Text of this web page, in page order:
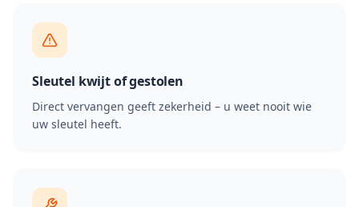
Sleutel kwijt of gestolen
Direct vervangen geeft zekerheid – u weet nooit wie
uw sleutel heeft.